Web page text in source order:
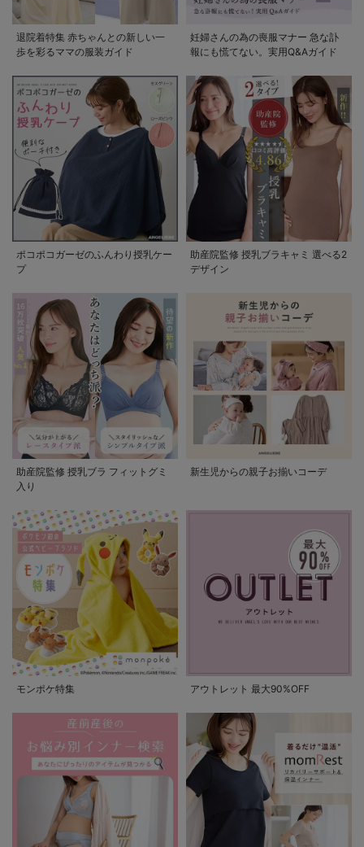
退院着特集 赤ちゃんとの新しい一
歩を彩るママの服装ガイド
妊婦さんの為の喪服マナー 急な訃
報にも慌てない。実用Q&Aガイド
ポコポコガーゼのふんわり授乳ケー
プ
助産院監修 授乳ブラキャミ 選べる2
デザイン
助産院監修 授乳ブラ フィットグミ
入り
新生児からの親子お揃いコーデ
モンポケ特集 アウトレット 最大90%OFF